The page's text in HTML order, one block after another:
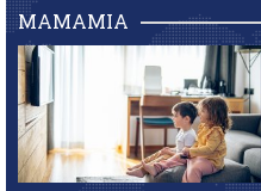
MAMAMIA